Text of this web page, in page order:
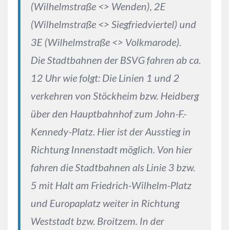
(Wilhelmstraße <> Wenden), 2E
(Wilhelmstraße <> Siegfriedviertel) und
3E (Wilhelmstraße <> Volkmarode).
Die Stadtbahnen der BSVG fahren ab ca.
12 Uhr wie folgt: Die Linien 1 und 2
verkehren von Stöckheim bzw. Heidberg
über den Hauptbahnhof zum John-F.-
Kennedy-Platz. Hier ist der Ausstieg in
Richtung Innenstadt möglich. Von hier
fahren die Stadtbahnen als Linie 3 bzw.
5 mit Halt am Friedrich-Wilhelm-Platz
und Europaplatz weiter in Richtung
Weststadt bzw. Broitzem. In der